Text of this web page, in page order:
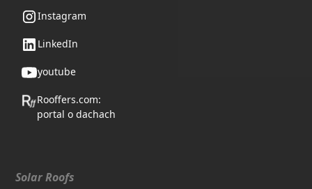
Instagram
LinkedIn
youtube
Rooffers.com:
portal o dachach
Solar Roofs